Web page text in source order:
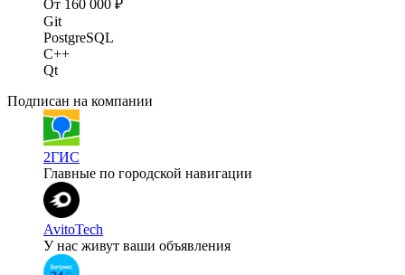
От 160 000 ₽
Git
PostgreSQL
C++
Qt
Подписан на компании
2ГИС
Главные по городской навигации
AvitoTech
У нас живут ваши объявления